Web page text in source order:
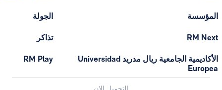
المؤسسة
RM Next
الأكاديمية الجامعية ريال مدريد Universidad
Europea
الجولة
تذاكر
RM Play
التحميل الان